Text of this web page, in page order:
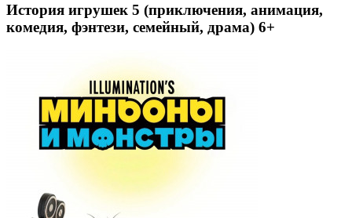
История игрушек 5 (приключения, анимация,
комедия, фэнтези, семейный, драма) 6+